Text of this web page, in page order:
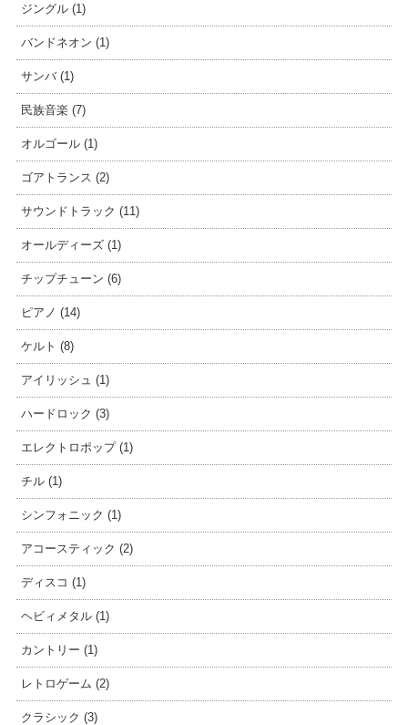
ジングル (1)
バンドネオン (1)
サンバ (1)
民族音楽 (7)
オルゴール (1)
ゴアトランス (2)
サウンドトラック (11)
オールディーズ (1)
チップチューン (6)
ピアノ (14)
ケルト (8)
アイリッシュ (1)
ハードロック (3)
エレクトロポップ (1)
チル (1)
シンフォニック (1)
アコースティック (2)
ディスコ (1)
ヘビィメタル (1)
カントリー (1)
レトロゲーム (2)
クラシック (3)